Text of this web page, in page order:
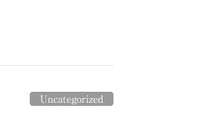
Uncategorized